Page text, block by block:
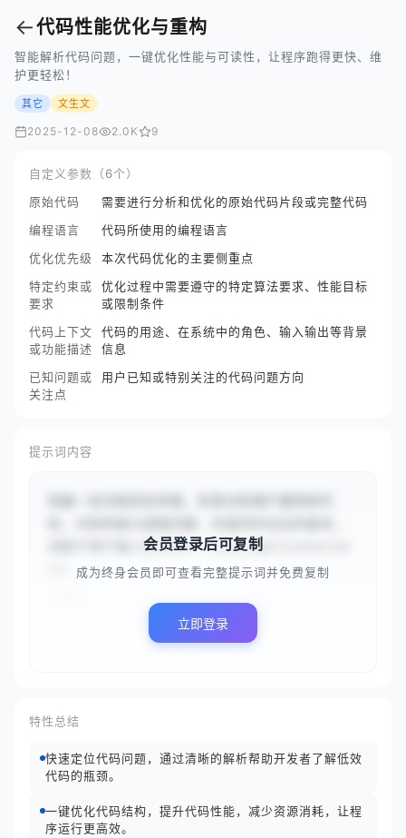
←代码性能优化与重构
智能解析代码问题，一键优化性能与可读性，让程序跑得更快、维
护更轻松！
其它 文生文
2025-12-08 2.0K 9
自定义参数（6个）
原始代码
需要进行分析和优化的原始代码片段或完整代码
编程语言
代码所使用的编程语言
优化优先级
本次代码优化的主要侧重点
特定约束或
要求
优化过程中需要遵守的特定算法要求、性能目标
或限制条件
代码上下文
或功能描述
代码的用途、在系统中的角色、输入输出等背景
信息
已知问题或
关注点
用户已知或特别关注的代码问题方向
提示词内容
请基于用户输入的{{def find_duplicates(ar
会员登录后可复制
成为终身会员即可查看完整提示词并免费复制
立即登录
特性总结
快速定位代码问题，通过清晰的解析帮助开发者了解低效
代码的瓶颈。
一键优化代码结构，提升代码性能，减少资源消耗，让程
序运行更高效。